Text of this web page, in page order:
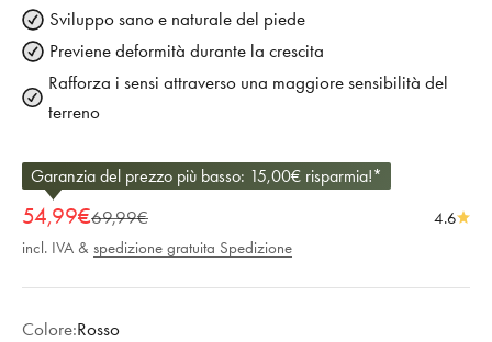
Sviluppo sano e naturale del piede
Previene deformità durante la crescita
Rafforza i sensi attraverso una maggiore sensibilità del
terreno
Garanzia del prezzo più basso: 15,00€ risparmia!*
Offerta
54,99€Prezzo regolare
69,99€
4.6
incl. IVA & spedizione gratuita Spedizione
Colore:Rosso